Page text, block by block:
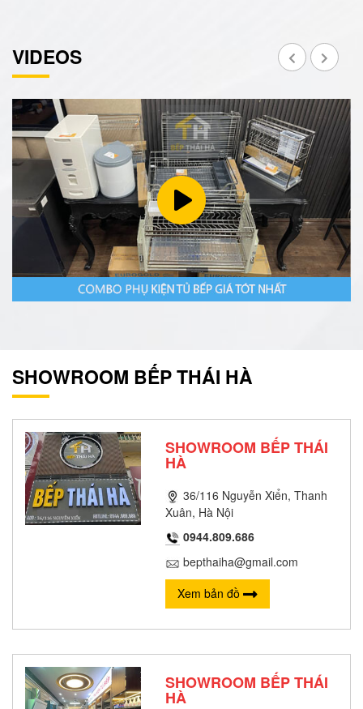
VIDEOS
SHOWROOM BẾP THÁI HÀ
SHOWROOM BẾP THÁI
HÀ
36/116 Nguyễn Xiển, Thanh
Xuân, Hà Nội
0944.809.686
bepthaiha@gmail.com
Xem bản đồ
SHOWROOM BẾP THÁI
HÀ